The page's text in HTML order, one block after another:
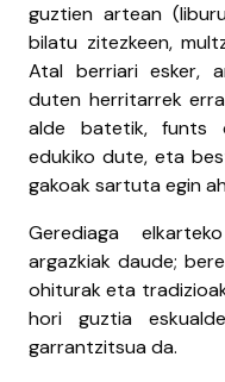
guztien artean
bilatu zitezkeen,
Atal berriari esker,
duten herritarrek
alde batetik, funts
edukiko dute, eta
gakoak sartuta egin
Gerediaga
argazkiak daude;
ohiturak eta
hori guztia
garrantzitsua da.